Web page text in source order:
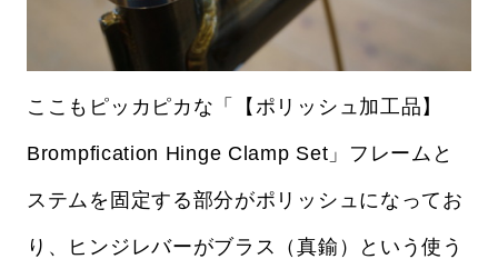
ここもピッカピカな「【ポリッシュ加工品】
Brompfication Hinge Clamp Set」フレームと
ステムを固定する部分がポリッシュになってお
り、ヒンジレバーがブラス（真鍮）という使う